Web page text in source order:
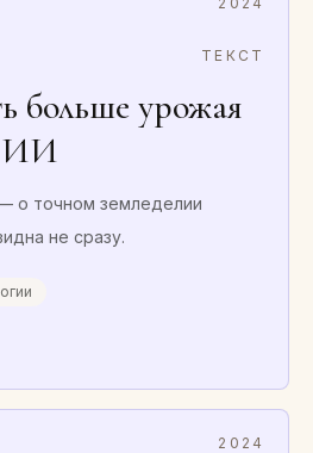
ТЕКСТ
больше урожая
ИИ
о точном земледелии
не сразу.
2024